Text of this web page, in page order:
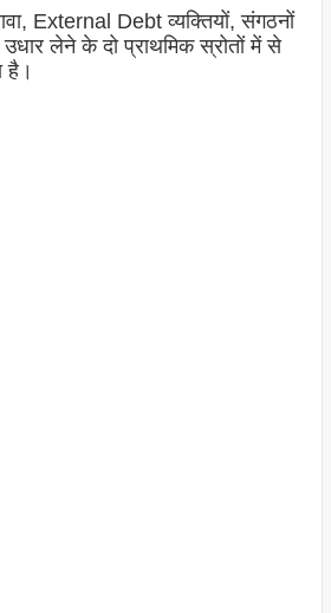
External Debt व्यक्तियों, संगठनों
लेने के दो प्राथमिक स्रोतों में से
है।